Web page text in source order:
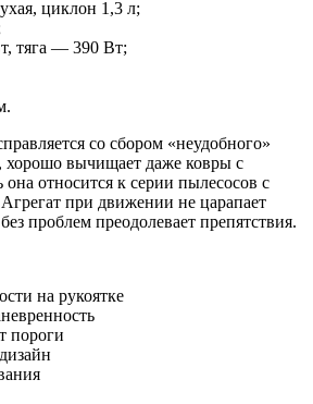
циклон 1,3 л;
тяга — 390 Вт;
со сбором «неудобного»
хорошо вычищает даже ковры с
относится к серии пылесосов с
при движении не царапает
проблем преодолевает препятствия.
на рукоятке
пороги